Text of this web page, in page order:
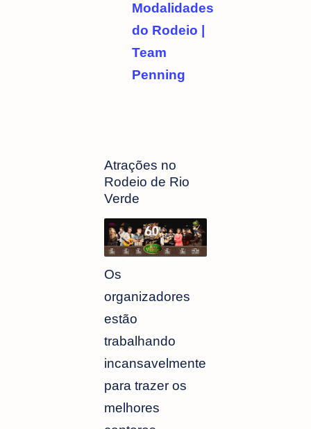
Modalidades
do Rodeio |
Team
Penning
Atrações no
Rodeio de Rio
Verde
Os
organizadores
estão
trabalhando
incansavelmente
para trazer os
melhores